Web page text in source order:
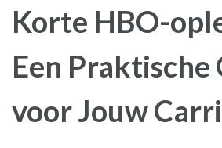
Korte HBO-
Een Praktische
voor Jouw